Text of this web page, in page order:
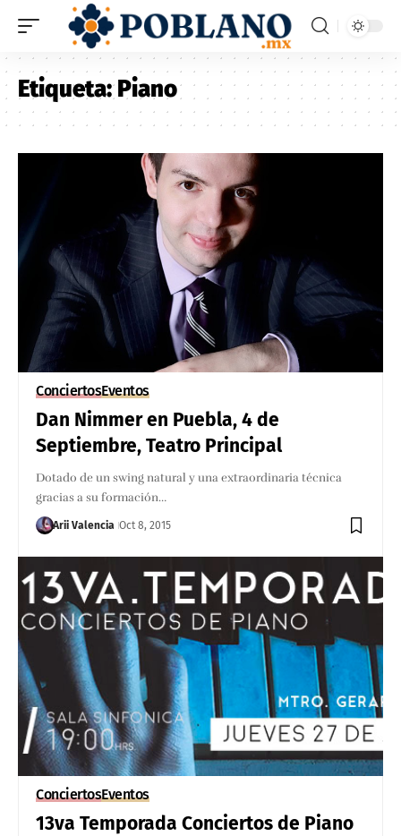
Etiqueta:Piano
ConciertosEventos
Dan Nimmer en Puebla, 4 de
Septiembre, Teatro Principal
Dotado de un swing natural y una extraordinaria técnica
gracias a su formación…
Arii Valencia Oct 8, 2015
ConciertosEventos
13va Temporada Conciertos de Piano